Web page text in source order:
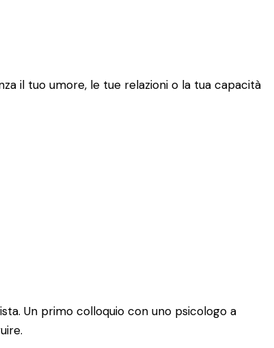
il tuo umore, le tue relazioni o la tua capacità
Un primo colloquio con uno psicologo a